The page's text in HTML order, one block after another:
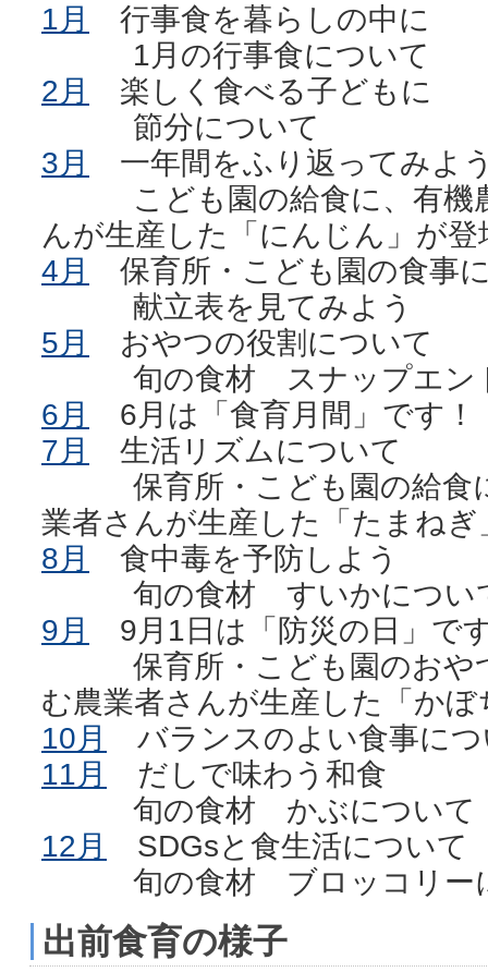
1月
行事食を暮らしの中に
1月の行事食について
2月
楽しく食べる子どもに
節分について
3月
一年間をふり返ってみよ
こども園の給食に、有機農
んが生産した「にんじん」が
4月
保育所・こども園の食事
献立表を見てみよう
5月
おやつの役割について
旬の食材 スナップエン
6月
6月は「食育月間」です！
7月
生活リズムについて
保育所・こども園の給食に
業者さんが生産した「たまね
8月
食中毒を予防しよう
旬の食材 すいかについ
9月
9月1日は「防災の日」で
保育所・こども園のおやつ
む農業者さんが生産した「か
10月
バランスのよい食事に
11月
だしで味わう和食
旬の食材 かぶについて
12月
SDGsと食生活について
旬の食材 ブロッコリー
出前食育の様子